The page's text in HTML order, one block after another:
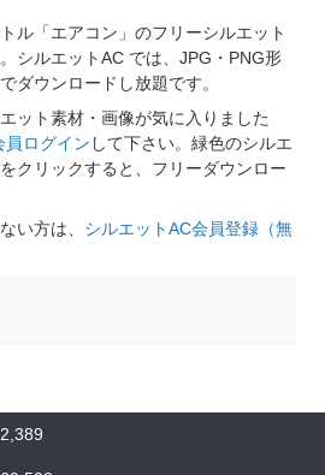
ル「エアコン」のフリーシルエット
シルエットAC では、JPG・PNG形
ダウンロードし放題です。
ット素材・画像が気に入りました
員ログイン して下さい。緑色のシルエ
クリックすると、フリーダウンロー
い方は、 シルエットAC会員登録（無